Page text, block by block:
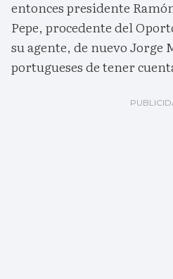
entonces presidente
Pepe, procedente del
su agente, de nuevo Jorge
portugueses de tener